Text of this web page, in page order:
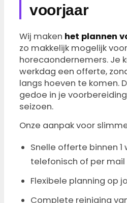
voorjaar
Wij maken het plannen
zo makkelijk mogelijk
horecaondernemers. Je
werkdag een offerte,
langs hoeven te komen.
gedoe in je
seizoen.
Onze aanpak voor
Snelle offerte binnen 1
telefonisch of per mail
Flexibele planning op
Complete reiniging